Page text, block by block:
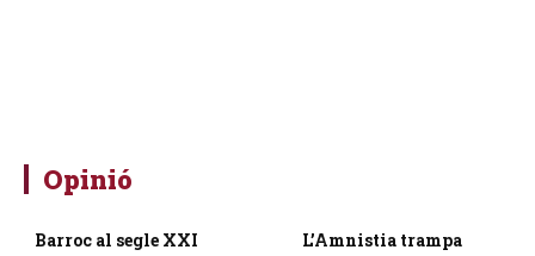
Opinió
Barroc al segle XXI L’Amnistia trampa